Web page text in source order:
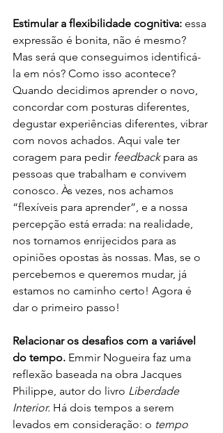
Estimular a flexibilidade cognitiva: essa
expressão é bonita, não é mesmo?
Mas será que conseguimos identificá-
la em nós? Como isso acontece?
Quando decidimos aprender o novo,
concordar com posturas diferentes,
degustar experiências diferentes, vibrar
com novos achados. Aqui vale ter
coragem para pedir feedback para as
pessoas que trabalham e convivem
conosco. Às vezes, nos achamos
“flexíveis para aprender”, e a nossa
percepção está errada: na realidade,
nos tornamos enrijecidos para as
opiniões opostas às nossas. Mas, se o
percebemos e queremos mudar, já
estamos no caminho certo! Agora é
dar o primeiro passo!
Relacionar os desafios com a variável
do tempo. Emmir Nogueira faz uma
reflexão baseada na obra Jacques
Philippe, autor do livro Liberdade
Interior. Há dois tempos a serem
levados em consideração: o tempo